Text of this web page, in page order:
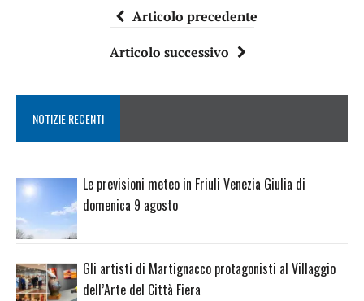
Articolo precedente
Articolo successivo
NOTIZIE RECENTI
Le previsioni meteo in Friuli Venezia Giulia di
domenica 9 agosto
Gli artisti di Martignacco protagonisti al Villaggio
dell’Arte del Città Fiera